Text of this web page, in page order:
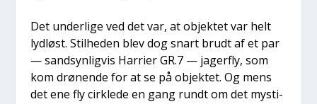
Det under­li­ge ved det var, at objek­tet var helt
lyd­løst. Stil­he­den blev dog snart brudt af et par
— sand­syn­lig­vis Har­ri­er GR.7 — jager­fly, som
kom drø­nen­de for at se på objek­tet. Og mens
det ene fly cirk­le­de en gang rundt om det mysti­